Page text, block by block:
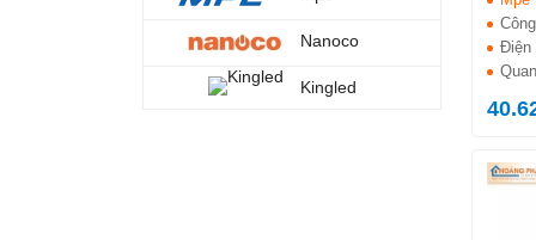
Nanoco
Kingled
Điện